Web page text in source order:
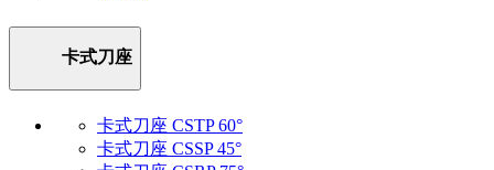
卡式刀座
卡式刀座 CSTP 60°
卡式刀座 CSSP 45°